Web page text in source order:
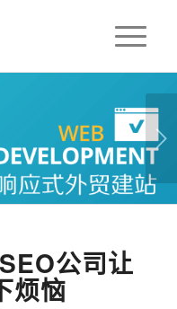
下一页
1 2
公司让
烦恼